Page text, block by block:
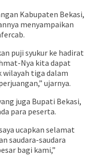
Kabupaten Bekasi,
menyampaikan
puji syukur ke hadirat
Nya kita dapat
wilayah tiga dalam
ujarnya.
juga Bupati Bekasi,
para peserta.
ucapkan selamat
saudara-saudara
bagi kami,”